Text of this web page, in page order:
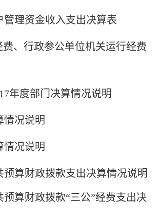
管理资金收入支出决算表
费、行政参公单位机关运行经费
年度部门决算情况说明
情况说明
情况说明
预算财政拨款支出决算情况说明
预算财政拨款“三公”经费支出决